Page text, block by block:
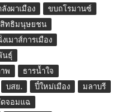
งผาเมือง
ขบถโรมานซ์
ทธิมนุษยชน
เมาส์การเมือง
นธุ์
พ
ธารน้ำใจ
บสย. ปี๋ใหม่เมือง
มลาบรี
ดจอมแฉ